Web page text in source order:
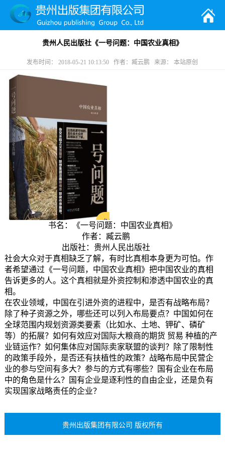
贵州人民出版社《一号问题：中国农业真相》
发布时间： 2018-05-21 10:13:50 作者：臧云鹏 来源： 本站原创
书名：《一号问题：中国农业真相》
作者：臧云鹏
出版社：贵州人民出版社
社会大众对于真相缺乏了解，有时比真相本身更为可怕。作
者希望通过《一号问题，中国农业真相》把中国农业的真相
告诉更多的人。这个真相就是外资控制和渗透中国农业的真
相。
在农业领域，中国在引进外资的进程中，是否有战略布局？
除了种子资源之外，哪些还可以列入布局要点？中国如何在
全球范围内规划资源类要素（比如水、土地、钾矿、磷矿
等）的拓展？如何有效应对国际大粮商的期货 贸易 种植的产
业链运作？如何集体应对国际卖家联盟的谈判？除了限制性
的政策手段外，是否还有扶植性的政策？战略布局中民营企
业的参与空间有多大？参与的方式有哪些？国有企业在布局
中的角色是什么？国有企业是逐利性的自由企业，还是负有
实现国家战略责任的企业？
贵州出版集团有限公司 版权所有